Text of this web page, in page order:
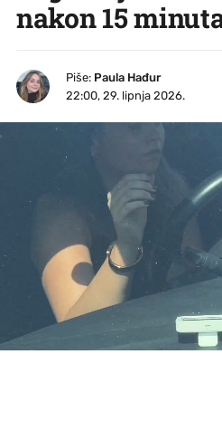
nakon 15
Piše: Paula Hađur
22:00, 29. lipnja 2026.